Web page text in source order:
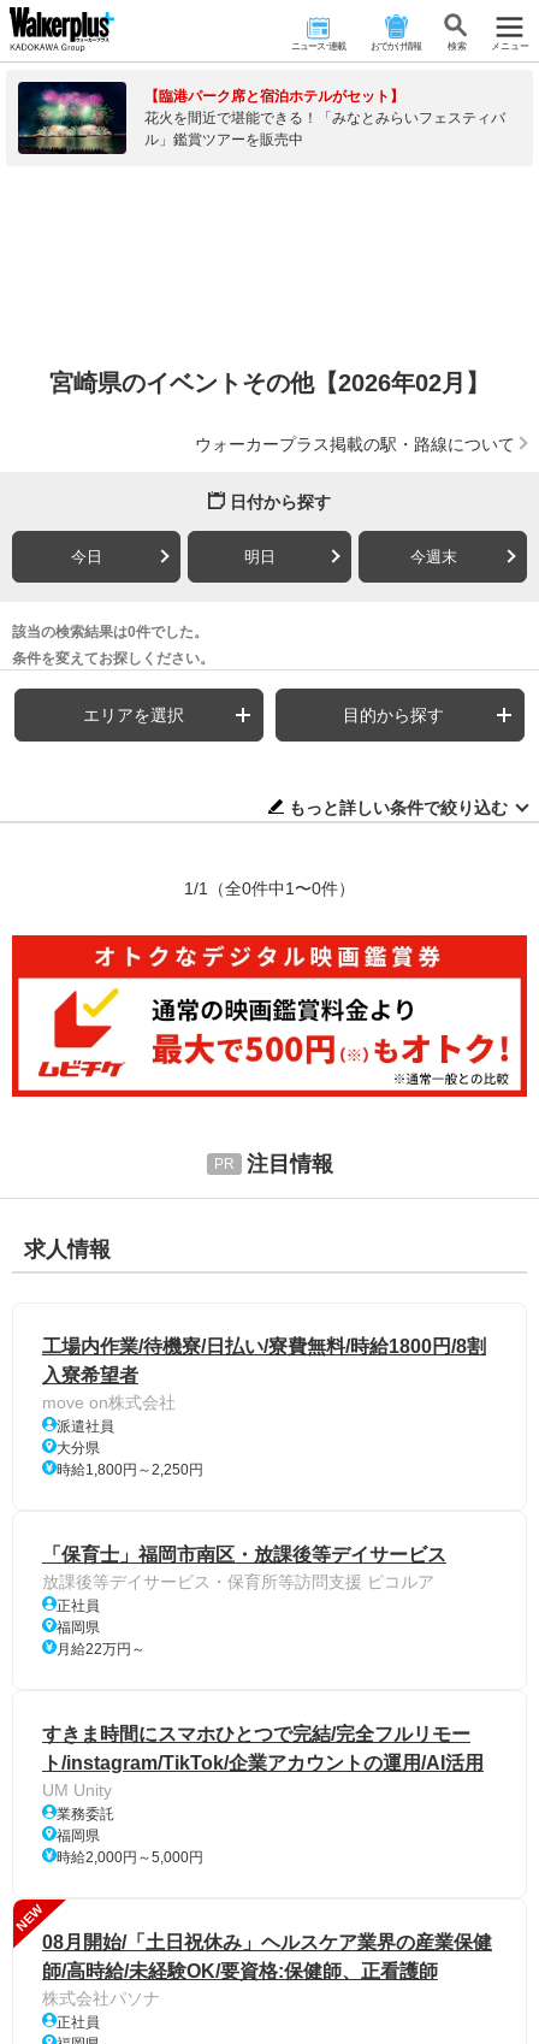
ニュース･連載 おでかけ情報 検 索 メニュー
【臨港パーク席と宿泊ホテルがセット】
花火を間近で堪能できる！「みなとみらいフェスティバ
ル」鑑賞ツアーを販売中
宮崎県のイベントその他【2026年02月】
ウォーカープラス掲載の駅・路線について
日付から探す
今日 明日 今週末
該当の検索結果は0件でした。
条件を変えてお探しください。
エリアを選択 目的から探す
もっと詳しい条件で絞り込む
1/1 （全0件中1〜0件）
注目情報
求人情報
工場内作業/待機寮/日払い/寮費無料/時給1800円/8割
入寮希望者
move on株式会社
派遣社員
大分県
時給1,800円～2,250円
「保育士」福岡市南区・放課後等デイサービス
放課後等デイサービス・保育所等訪問支援 ピコルア
正社員
福岡県
月給22万円～
すきま時間にスマホひとつで完結/完全フルリモー
ト/instagram/TikTok/企業アカウントの運用/AI活用
UM Unity
業務委託
福岡県
時給2,000円～5,000円
NEW
08月開始/「土日祝休み」ヘルスケア業界の産業保健
師/高時給/未経験OK/要資格:保健師、正看護師
株式会社パソナ
正社員